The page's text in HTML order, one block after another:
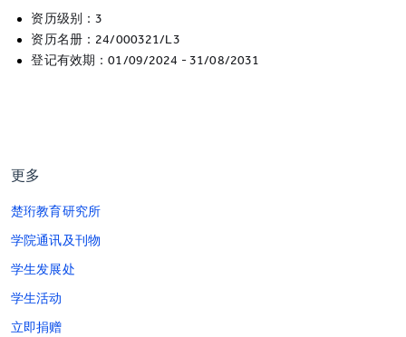
资历级别：3
资历名册：24/000321/L3
登记有效期：01/09/2024 - 31/08/2031
更多
楚珩教育研究所
学院通讯及刊物
学生发展处
学生活动
立即捐赠